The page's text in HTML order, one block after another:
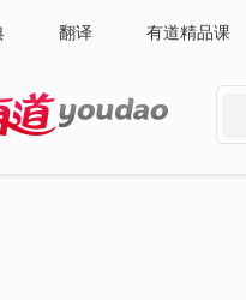
翻译 有道精品课